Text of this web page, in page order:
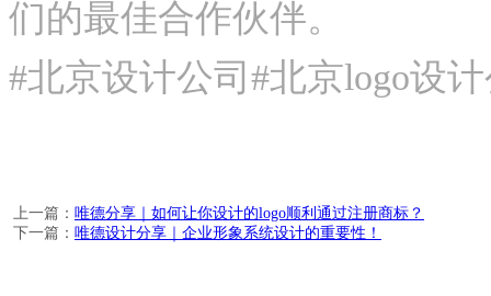
们的最佳合作伙伴。
#北京设计公司#北京logo设
上一篇： 唯德分享｜如何让你设计的logo顺利通过注册商标？
下一篇： 唯德设计分享｜企业形象系统设计的重要性！